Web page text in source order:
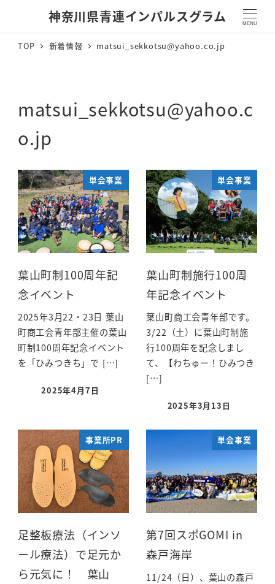
神奈川県青連インパルスグラム MENU
TOP 新着情報 matsui_sekkotsu@yahoo.co.jp
matsui_sekkotsu@yahoo.c
o.jp
単会事業
葉山町制100周年記
念イベント
2025年3月22・23日 葉山
町商工会青年部主催の葉山
町制100周年記念イベント
を「ひみつきち」で […]
2025年4月7日
単会事業
葉山町制施行100周
年記念イベント
葉山町商工会青年部です。
3/22（土）に葉山町制施
行100周年を記念しまし
て、【わちゅー！ひみつき
[…]
2025年3月13日
事業所PR
足整板療法（インソ
ール療法）で足元か
ら元気に！ 葉山
単会事業
第7回スポGOMI in
森戸海岸
11/24（日）、葉山の森戸